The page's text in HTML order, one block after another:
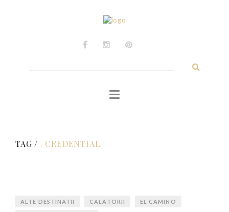
TAG / . CREDENTIAL
ALTE DESTINATII CALATORII EL CAMINO